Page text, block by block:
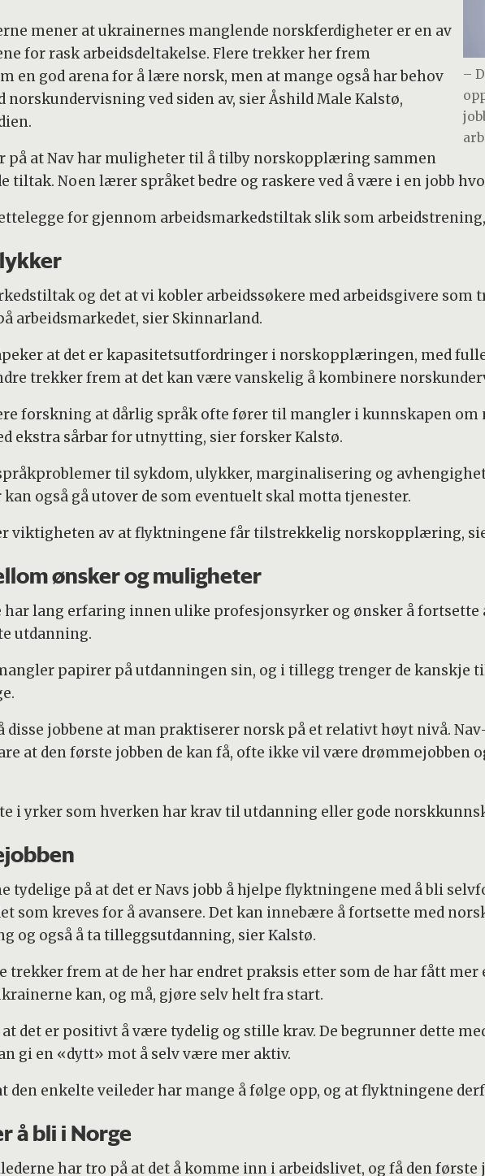
–
mener at ukrainernes manglende norskferdigheter er en av
for rask arbeidsdeltakelse. Flere trekker her frem
en god arena for å lære norsk, men at mange også har behov
norskundervisning ved siden av, sier Åshild Male Kalstø,
på at Nav har muligheter til å tilby norskopplæring sammen
tiltak. Noen lærer språket bedre og raskere ved å være i en jobb
for gjennom arbeidsmarkedstiltak slik som
og det at vi kobler arbeidssøkere med arbeidsgivere
arbeidsmarkedet, sier Skinnarland.
at det er kapasitetsutfordringer i norskopplæringen, med
trekker frem at det kan være vanskelig å kombinere
forskning at dårlig språk ofte fører til mangler i kunnskapen om
ekstra sårbar for utnytting, sier forsker Kalstø.
til sykdom, ulykker, marginalisering og
også gå utover de som eventuelt skal motta tjenester.
viktigheten av at flyktningene får tilstrekkelig norskopplæring,
ønsker og muligheter
lang erfaring innen ulike profesjonsyrker og ønsker å fortsette
utdanning.
papirer på utdanningen sin, og i tillegg trenger de kanskje
disse jobbene at man praktiserer norsk på et relativt høyt nivå.
at den første jobben de kan få, ofte ikke vil være drømmejobben
i yrker som hverken har krav til utdanning eller gode
tydelige på at det er Navs jobb å hjelpe flyktningene med å bli
som kreves for å avansere. Det kan innebære å fortsette med
og også å ta tilleggsutdanning, sier Kalstø.
trekker frem at de her har endret praksis etter som de har fått
kan, og må, gjøre selv helt fra start.
det er positivt å være tydelig og stille krav. De begrunner dette
gi en «dytt» mot å selv være mer aktiv.
den enkelte veileder har mange å følge opp, og at flyktningene
å bli i Norge
har tro på at det å komme inn i arbeidslivet, og få den første